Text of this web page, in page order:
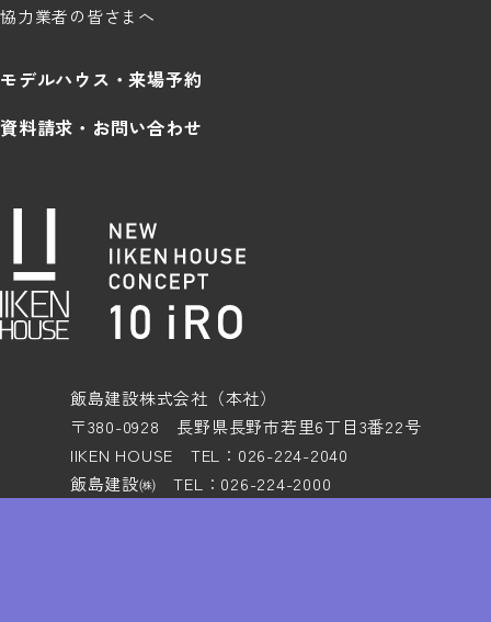
協力業者の皆さまへ
モデルハウス・来場予約
資料請求・お問い合わせ
飯島建設株式会社（本社）
〒380-0928 長野県長野市若里6丁目3番22号
IIKEN HOUSE TEL：026-224-2040
飯島建設㈱ TEL：026-224-2000